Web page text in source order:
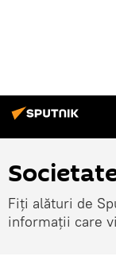
Fiți alături de
informații care